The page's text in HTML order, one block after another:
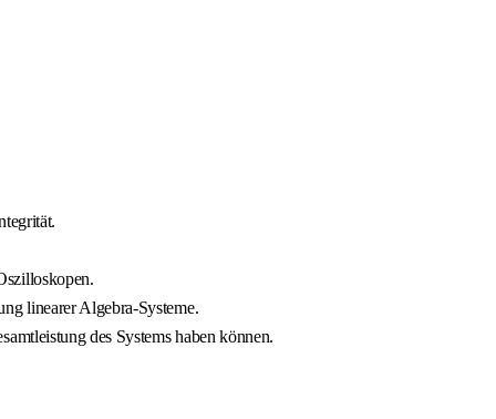
linearer Algebra-Systeme.
des Systems haben können.